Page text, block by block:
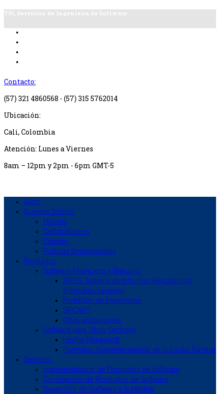
TSI, Servicios de Ingeniería de Software
Contacto:
(57) 321 4860568 - (57) 315 5762014
Ubicación:
Cali, Colombia
Atención: Lunes a Viernes
8am – 12pm y 2pm - 6pm GMT-5
Inicio
Quiénes Somos
Historia
Certificaciones
Clientes
Políticas Empresariales
Productos
Software Financiero y Bancario
SIREG, Sistema de Informes Regulatorios
(Formatos Legales)
Portafolio de Inversiones
SIPCART
Otras aplicaciones
Software para Otros Sectores
Hedge Manager®
Formatos Superintendencia de Subsidio Familiar
Servicios
Implementación de Productos de Software
Co-creación de Productos de Software
Desarrollo de Software a la Medida